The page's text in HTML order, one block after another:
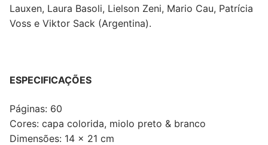
Lauxen, Laura Basoli, Lielson Zeni, Mario Cau, Patrícia
Voss e Viktor Sack (Argentina).
ESPECIFICAÇÕES
Páginas: 60
Cores: capa colorida, miolo preto & branco
Dimensões: 14 x 21 cm